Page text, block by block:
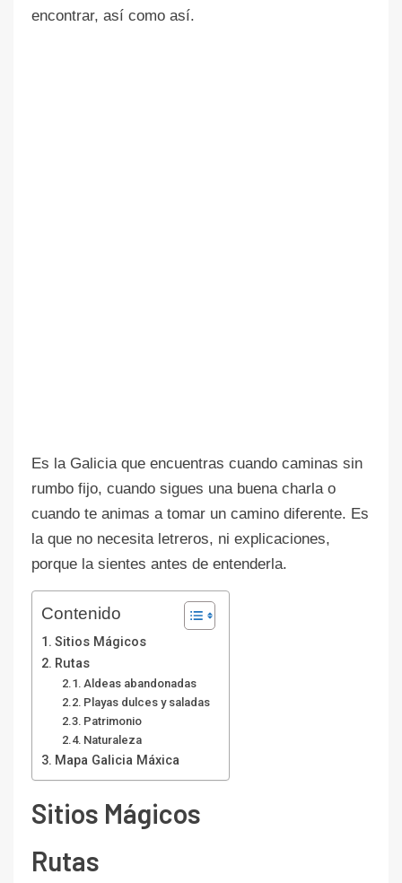
encontrar, así como así.
Es la Galicia que encuentras cuando caminas sin
rumbo fijo, cuando sigues una buena charla o
cuando te animas a tomar un camino diferente. Es
la que no necesita letreros, ni explicaciones,
porque la sientes antes de entenderla.
Contenido
Sitios Mágicos
Rutas
Aldeas abandonadas
Playas dulces y saladas
Patrimonio
Naturaleza
Mapa Galicia Máxica
Sitios Mágicos
Rutas